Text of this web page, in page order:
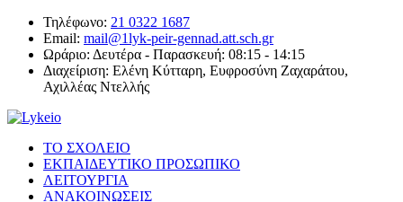
Τηλέφωνο: 21 0322 1687
Email: mail@1lyk-peir-gennad.att.sch.gr
Ωράριο: Δευτέρα - Παρασκευή: 08:15 - 14:15
Διαχείριση: Ελένη Κύτταρη, Ευφροσύνη Ζαχαράτου,
Αχιλλέας Ντελλής
ΤΟ ΣΧΟΛΕΙΟ
ΕΚΠΑΙΔΕΥΤΙΚΟ ΠΡΟΣΩΠΙΚΟ
ΛΕΙΤΟΥΡΓΙΑ
ΑΝΑΚΟΙΝΩΣΕΙΣ